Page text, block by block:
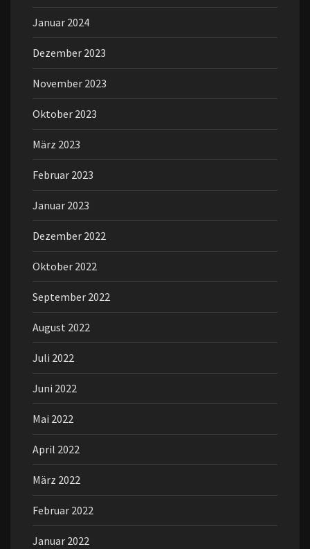
Januar 2024
Dezember 2023
November 2023
Oktober 2023
März 2023
Februar 2023
Januar 2023
Dezember 2022
Oktober 2022
September 2022
August 2022
Juli 2022
Juni 2022
Mai 2022
April 2022
März 2022
Februar 2022
Januar 2022